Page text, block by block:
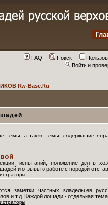
FAQ Поиск
Войти и
Rw-Base.Ru
темы, а также темы, содержащие
испытаний, положение дел в
и отзывы о работе с породой
заметки частных владельцев
и т.д. Каждой лошади - отдельная